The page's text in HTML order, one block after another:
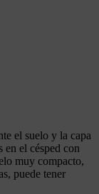
el suelo y la capa
en el césped con
muy compacto,
puede tener